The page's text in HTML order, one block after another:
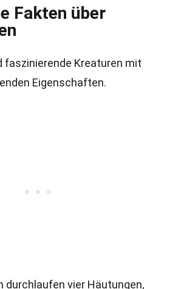
Fakten über
faszinierende Kreaturen mit
Eigenschaften.
durchlaufen vier Häutungen,